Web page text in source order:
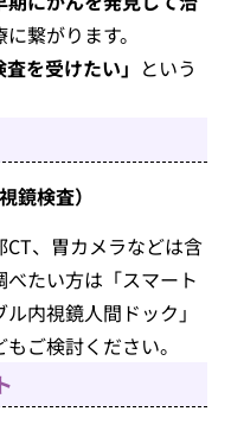
繋がります。
を受けたい」 という
鏡検査）
、胃カメラなどは含
たい方は「スマート
内視鏡人間ドック」
ご検討ください。